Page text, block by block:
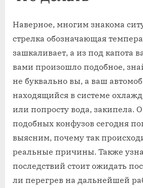
Наверное, многим знакома
стрелка обозначающая
зашкаливает, а из под капота
вами произошло подобное,
не буквально вы, а ваш
находящийся в системе
или попросту вода, закипела.
подобных конфузов сегодня
выясним, почему так
реальные причины. Также
последствий стоит ожидать
ли перегрев на дальнейшей